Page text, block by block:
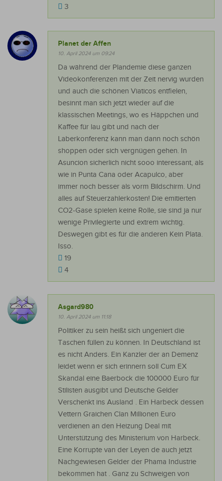
3
Planet der Affen
10. April 2024 um 09:24
Da während der Plandemie diese ganzen
Videokonferenzen mit der Zeit nervig wurden
und auch die schönen Viaticos entfielen,
besinnt man sich jetzt wieder auf die
klassischen Meetings, wo es Häppchen und
Kaffee für lau gibt und nach der
Laberkonferenz kann man dann noch schön
shoppen oder sich vergnügen gehen. In
Asuncion sicherlich nicht sooo interessant, als
wie in Punta Cana oder Acapulco, aber
immer noch besser als vorm Bildschirm. Und
alles auf Steuerzahlerkosten! Die emitierten
CO2-Gase spielen keine Rolle, sie sind ja nur
wenige Privilegierte und extrem wichtig.
Deswegen gibt es für die anderen Kein Plata.
Isso.
19
4
Asgard980
10. April 2024 um 11:18
Politiker zu sein heißt sich ungeniert die
Taschen füllen zu können. In Deutschland ist
es nicht Anders. Ein Kanzler der an Demenz
leidet wenn er sich erinnern soll Cum EX
Skandal eine Baerbock die 100000 Euro für
Stilisten ausgibt und Deutsche Gelder
Verschenkt ins Ausland . Ein Harbeck dessen
Vettern Graichen Clan Millionen Euro
verdienen an den Heizung Deal mit
Unterstützung des Ministerium von Harbeck.
Eine Korrupte van der Leyen de auch jetzt
Nachgewiesen Gelder der Phama Industrie
bekommen hat . Ganz zu Schweigen von